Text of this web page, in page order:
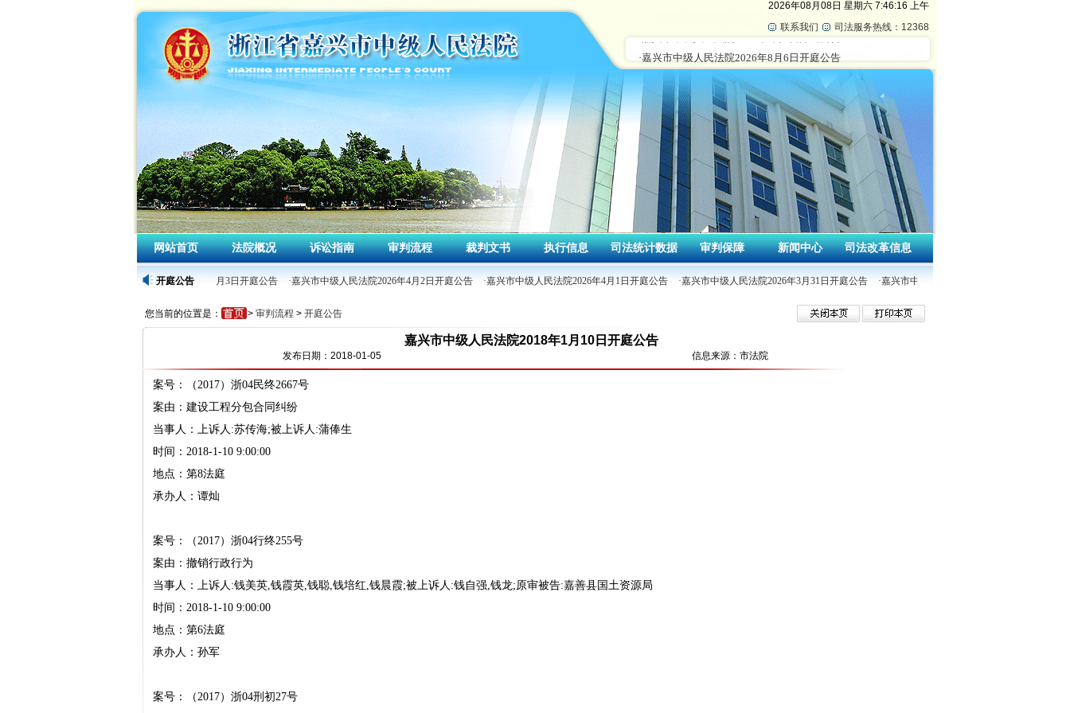
2026年08月08日 星期六 7:46:17 上午
联系我们
司法服务热线：12368
网站首页 法院概况 诉讼指南 审判流程 裁判文书 执行信息 司法统计数据 审判保障 新闻中心 司法改革信息
开庭公告
·嘉兴市中级人民法院2026年4月3日开庭公告 ·嘉兴市中级人民法院2026年4月2日开庭公告 ·嘉兴市中级人民法院2026年4月1日开庭公告 ·嘉兴市中级人民法院2026年3月31日开庭公告 ·嘉兴市中级人民法院2026年3月30日开庭公告
您当前的位置是： > 审判流程 > 开庭公告
嘉兴市中级人民法院2018年1月10日开庭公告
发布日期：2018-01-05 信息来源：市法院
案号：（2017）浙04民终2667号
案由：建设工程分包合同纠纷
当事人：上诉人:苏传海;被上诉人:蒲俸生
时间：2018-1-10 9:00:00
地点：第8法庭
承办人：谭灿
案号：（2017）浙04行终255号
案由：撤销行政行为
当事人：上诉人:钱美英,钱霞英,钱聪,钱培红,钱晨霞;被上诉人:钱自强,钱龙;原审被告:嘉善县国土资源局
时间：2018-1-10 9:00:00
地点：第6法庭
承办人：孙军
案号：（2017）浙04刑初27号